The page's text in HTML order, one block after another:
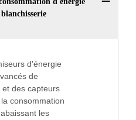
d'énergie
de
des capteurs
consommation
les